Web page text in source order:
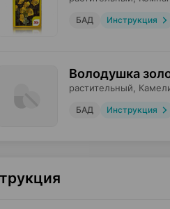
БАД Инструкция
Володушка
растительный,
БАД Инструкция